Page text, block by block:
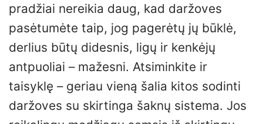
pradžiai nereikia daug, kad daržoves
pasėtumėte taip, jog pagerėtų jų būklė,
derlius būtų didesnis, ligų ir kenkėjų
antpuoliai – mažesni. Atsiminkite ir
taisyklę – geriau vieną šalia kitos sodinti
daržoves su skirtinga šaknų sistema. Jos